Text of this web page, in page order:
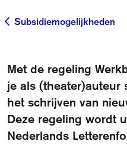
Literaire prijzen
Toekenningen
Actueel
Over het fonds
Over het fonds
Subsidiemogelijkheden
Subsidiemogelijkheden
Met de regeling
je als (theater)auteur
het schrijven van
Deze regeling wordt
Nederlands